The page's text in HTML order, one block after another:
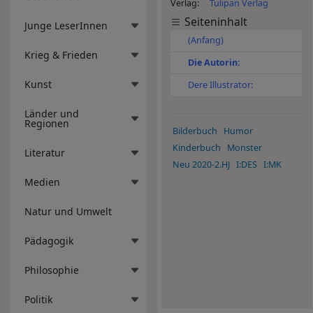
Junge LeserInnen
Krieg & Frieden
Kunst
Länder und
Regionen
Literatur
Medien
Natur und Umwelt
Pädagogik
Philosophie
Politik
Verlag
Tulipan Verlag
Seiteninhalt
(Anfang)
Die Autorin:
Dere Illustrator:
Bilderbuch
Humor
Kinderbuch
Monster
Neu 2020-2.HJ I:DES I:MK